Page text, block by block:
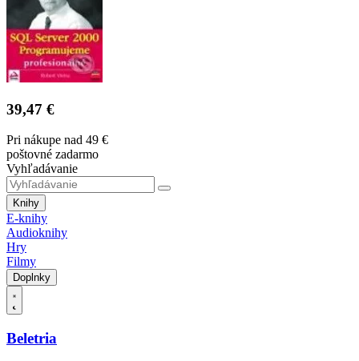
39,47 €
Pri nákupe nad 49 €
poštovné zadarmo
Vyhľadávanie
Knihy
E-knihy
Audioknihy
Hry
Filmy
Doplnky
Beletria